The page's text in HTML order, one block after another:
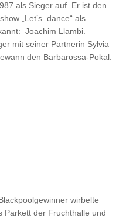
als Sieger auf. Er ist den
„Let’s dance“ als
Joachim Llambi.
mit seiner Partnerin Sylvia
den Barbarossa-Pokal.
wirbelte
Parkett der Fruchthalle und